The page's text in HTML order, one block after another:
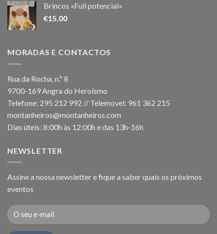
Brincos «Full potencial»
€15.00
MORADAS E CONTACTOS
Rua da Rocha, n.º 8
9700-169 Angra do Heroísmo
Telefone: 295 212 992 // Telemovel: 961 362 215
montanheiros@montanheiros.com
Dias úteis: 8:00h às 12:00h e das 13h-16h
NEWSLETTER
Assine a nossa newsletter e fique a saber quais os próximos
eventos